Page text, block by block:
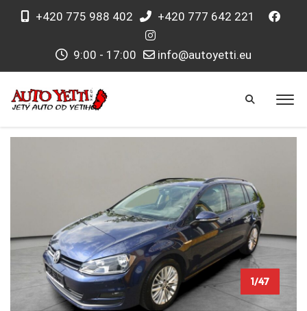
+420 775 988 402 +420 777 642 221
9:00 - 17:00 info@autoyetti.eu
1/47